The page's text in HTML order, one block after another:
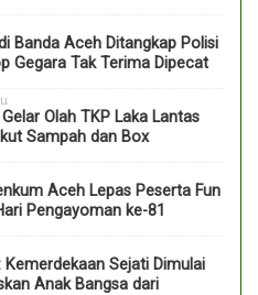
Banda Aceh Ditangkap Polisi
Gegara Tak Terima Dipecat
Olah TKP Laka Lantas
Sampah dan Box
Aceh Lepas Peserta Fun
Pengayoman ke-81
Kemerdekaan Sejati Dimulai
Anak Bangsa dari